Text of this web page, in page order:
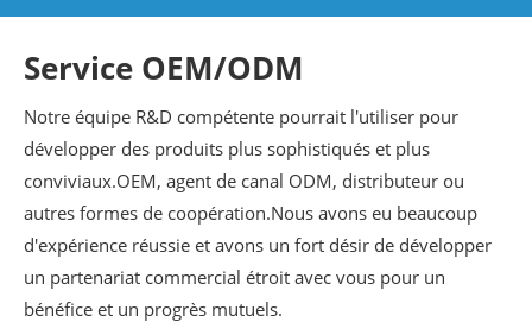
Service OEM/ODM
Notre équipe R&D compétente pourrait l'utiliser pour
développer des produits plus sophistiqués et plus
conviviaux.OEM, agent de canal ODM, distributeur ou
autres formes de coopération.Nous avons eu beaucoup
d'expérience réussie et avons un fort désir de développer
un partenariat commercial étroit avec vous pour un
bénéfice et un progrès mutuels.